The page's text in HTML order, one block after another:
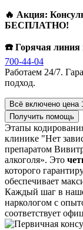
🔥 Акция:
БЕСПЛАТНО!
☎️ Горячая линия
700-44-04
Работаем 24/7.
подход.
Всё включено цена
Получить помощь
Этапы
клинике "Нет
препаратом
алкоголя». Это
которого
обеспечивает
Каждый шаг в
наркологом с
соответствует